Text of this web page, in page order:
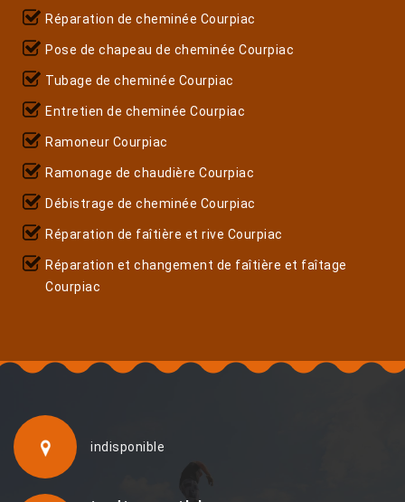
Réparation de cheminée Courpiac
Pose de chapeau de cheminée Courpiac
Tubage de cheminée Courpiac
Entretien de cheminée Courpiac
Ramoneur Courpiac
Ramonage de chaudière Courpiac
Débistrage de cheminée Courpiac
Réparation de faîtière et rive Courpiac
Réparation et changement de faîtière et faîtage
Courpiac
indisponible